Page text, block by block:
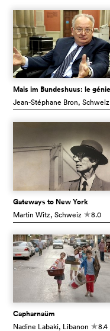
Jean-Stéphane Bron, Schweiz
Gateways to New York
Martin Witz, Schweiz c8.0
Capharnaüm
Nadine Labaki, Libanon c8.4